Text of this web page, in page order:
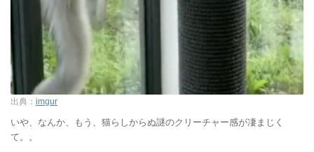
出典： imgur
いや、なんか、もう、猫らしからぬ謎のクリーチャー感が凄まじく
て。。